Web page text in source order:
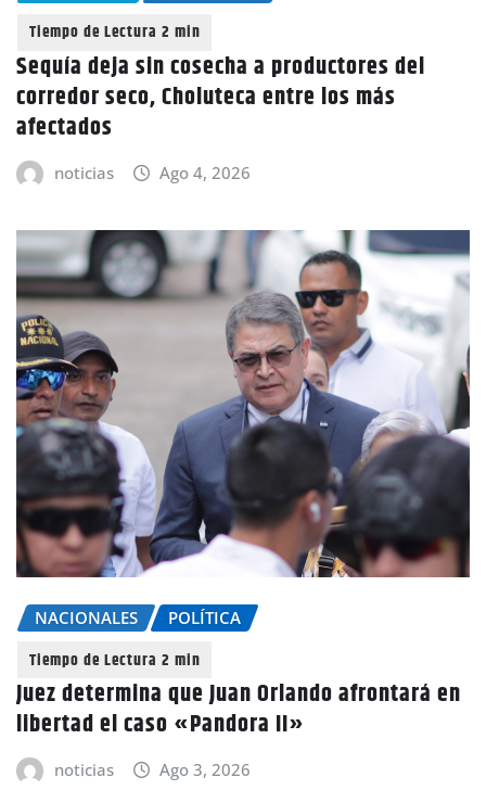
Sequía deja sin cosecha a productores del
corredor seco, Choluteca entre los más
afectados
noticias Ago 4, 2026
NACIONALES POLÍTICA
Juez determina que Juan Orlando afrontará en
libertad el caso «Pandora II»
noticias Ago 3, 2026